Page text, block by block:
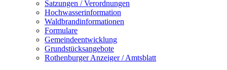
Satzungen / Verordnungen
Hochwasserinformation
Waldbrandinformationen
Formulare
Gemeindeentwicklung
Grundstücksangebote
Rothenburger Anzeiger / Amtsblatt